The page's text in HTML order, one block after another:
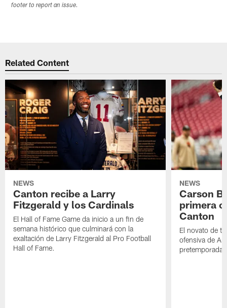
footer to report an issue.
Related Content
NEWS
Canton recibe a Larry
Fitzgerald y los Cardinals
El Hall of Fame Game da inicio a un fin de
semana histórico que culminará con la
exaltación de Larry Fitzgerald al Pro Football
Hall of Fame.
NEWS
Carson
primera
Canton
El novato de
ofensiva de
pretemporada